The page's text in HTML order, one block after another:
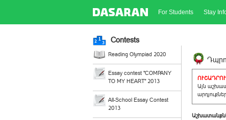
For Students Stay
Contests
Reading Olympiad 2020
Essay contest "COMPANY
TO MY HEART" 2013
All-School Essay Contest
2013
Այն